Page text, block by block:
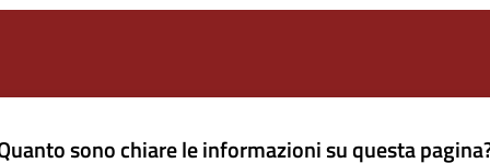
sono chiare le informazioni su questa